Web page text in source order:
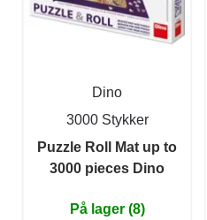
Dino
3000 Stykker
Puzzle Roll Mat up to
3000 pieces Dino
På lager (8)